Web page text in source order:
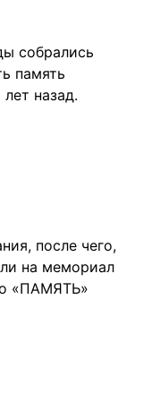
собрались
память
назад.
после чего,
на мемориал
«ПАМЯТЬ»